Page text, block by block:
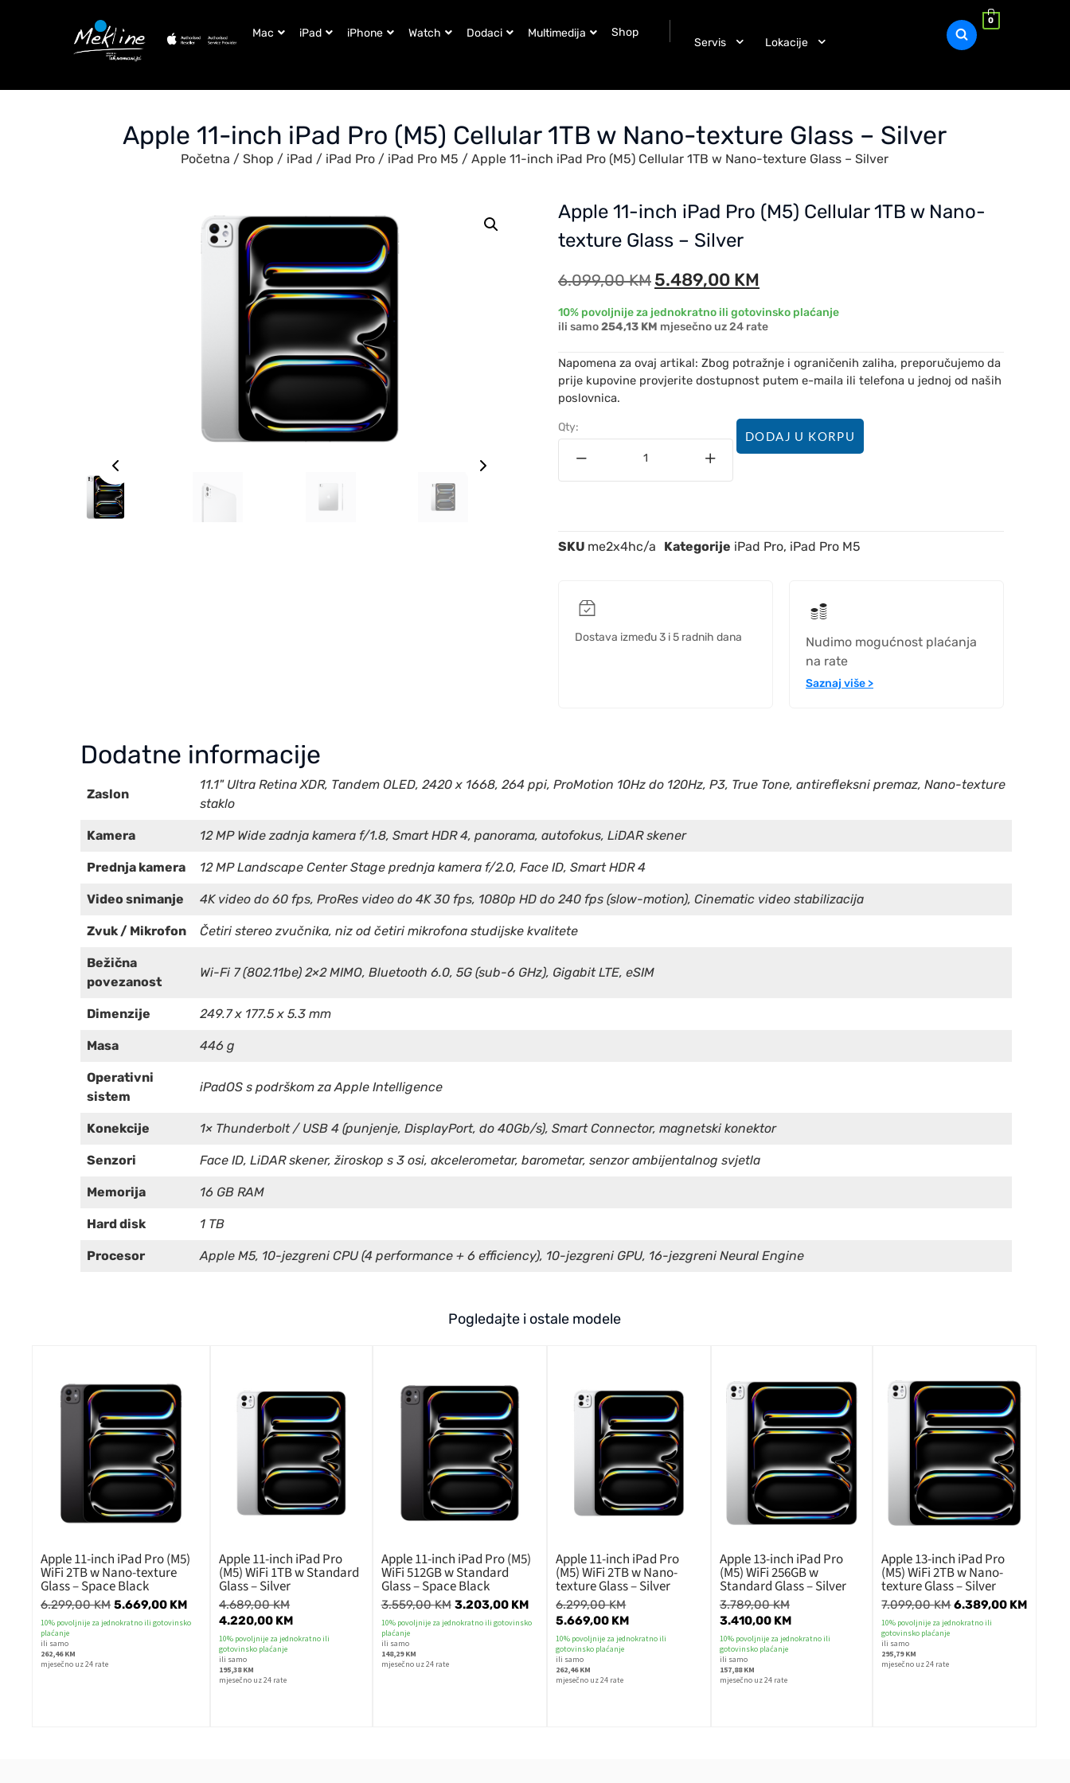
Mac iPad iPhone Watch Dodaci Multimedija Shop
Servis Lokacije
0
Apple 11-inch iPad Pro (M5) Cellular 1TB w Nano-texture Glass – Silver
Početna / Shop / iPad / iPad Pro/ iPad Pro M5 / Apple 11-inch iPad Pro (M5) Cellular 1TB w Nano-texture Glass – Silver
Apple 11-inch iPad Pro (M5) Cellular 1TB w Nano-
texture Glass – Silver
6.099,00KM 5.489,00 KM
10% povoljnije za jednokratno ili gotovinsko plaćanje
ili samo254,13 KM mjesečno uz 24 rate
Napomena za ovaj artikal: Zbog potražnje i ograničenih zaliha, preporučujemo da
prije kupovine provjerite dostupnost putem e-maila ili telefona u jednoj od naših
poslovnica.
Qty:
DODAJ U KORPU
SKU me2x4hc/a Kategorije iPad Pro, iPad Pro M5
Dostava između 3 i 5 radnih dana
Nudimo mogućnost plaćanja
na rate
Saznaj više >
Dodatne informacije
Zaslon
11.1" Ultra Retina XDR, Tandem OLED, 2420 x 1668, 264 ppi, ProMotion 10Hz do 120Hz, P3, True Tone, antirefleksni premaz, Nano-texture
staklo
Kamera 12 MP Wide zadnja kamera f/1.8, Smart HDR 4, panorama, autofokus, LiDAR skener
Prednja kamera 12 MP Landscape Center Stage prednja kamera f/2.0, Face ID, Smart HDR 4
Video snimanje 4K video do 60 fps, ProRes video do 4K 30 fps, 1080p HD do 240 fps (slow-motion), Cinematic video stabilizacija
Zvuk / Mikrofon Četiri stereo zvučnika, niz od četiri mikrofona studijske kvalitete
Bežična
povezanost
Wi-Fi 7 (802.11be) 2×2 MIMO, Bluetooth 6.0, 5G (sub-6 GHz), Gigabit LTE, eSIM
Dimenzije 249.7 x 177.5 x 5.3 mm
Masa 446 g
Operativni
sistem
iPadOS s podrškom za Apple Intelligence
Konekcije 1× Thunderbolt / USB 4 (punjenje, DisplayPort, do 40Gb/s), Smart Connector, magnetski konektor
Senzori Face ID, LiDAR skener, žiroskop s 3 osi, akcelerometar, barometar, senzor ambijentalnog svjetla
Memorija 16 GB RAM
Hard disk 1 TB
Procesor Apple M5, 10-jezgreni CPU (4 performance + 6 efficiency), 10-jezgreni GPU, 16-jezgreni Neural Engine
Pogledajte i ostale modele
Apple 11-inch iPad Pro (M5)
WiFi 2TB w Nano-texture
Glass – Space Black
6.299,00KM 5.669,00 KM
10% povoljnije za jednokratno ili gotovinsko
plaćanje
ili samo
262,46 KM
mjesečno uz 24 rate
Apple 11-inch iPad Pro
(M5) WiFi 1TB w Standard
Glass – Silver
4.689,00KM
4.220,00 KM
10% povoljnije za jednokratno ili
gotovinsko plaćanje
ili samo
195,38 KM
mjesečno uz 24 rate
Apple 11-inch iPad Pro (M5)
WiFi 512GB w Standard
Glass – Space Black
3.559,00KM 3.203,00 KM
10% povoljnije za jednokratno ili gotovinsko
plaćanje
ili samo
148,29 KM
mjesečno uz 24 rate
Apple 11-inch iPad Pro
(M5) WiFi 2TB w Nano-
texture Glass – Silver
6.299,00KM
5.669,00 KM
10% povoljnije za jednokratno ili
gotovinsko plaćanje
ili samo
262,46 KM
mjesečno uz 24 rate
Apple 13-inch iPad Pro
(M5) WiFi 256GB w
Standard Glass – Silver
3.789,00KM
3.410,00 KM
10% povoljnije za jednokratno ili
gotovinsko plaćanje
ili samo
157,88 KM
mjesečno uz 24 rate
Apple 13-inch iPad Pro
(M5) WiFi 2TB w Nano-
texture Glass – Silver
7.099,00KM 6.389,00 KM
10% povoljnije za jednokratno ili
gotovinsko plaćanje
ili samo
295,79 KM
mjesečno uz 24 rate